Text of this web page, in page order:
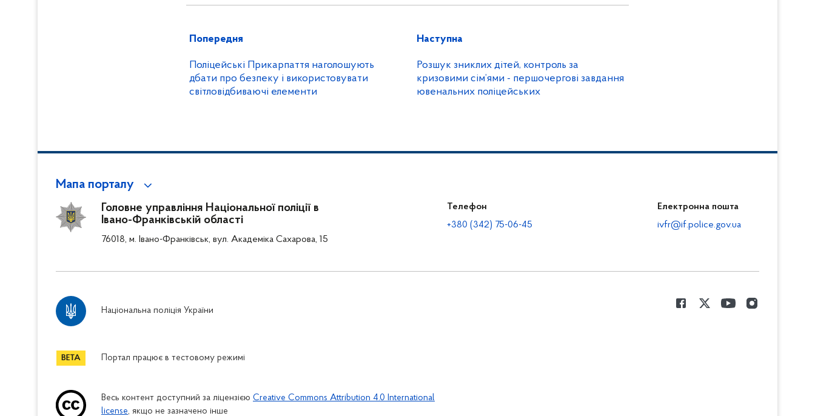
Попередня
Поліцейські Прикарпаття наголошують
дбати про безпеку і використовувати
світловідбиваючі елементи
Наступна
Розшук зниклих дітей, контроль за
кризовими сім’ями - першочергові завдання
ювенальних поліцейських
Мапа порталу
Головне управління Національної поліції в
Івано-Франківській області
76018, м. Івано-Франківськ, вул. Академіка Сахарова, 15
Телефон
+380 (342) 75-06-45
Електронна пошта
ivfr@if.police.gov.ua
Національна поліція України
Портал працює в тестовому режимі
Весь контент доступний за ліцензією Creative Commons Attribution 4.0 International
license, якщо не зазначено інше